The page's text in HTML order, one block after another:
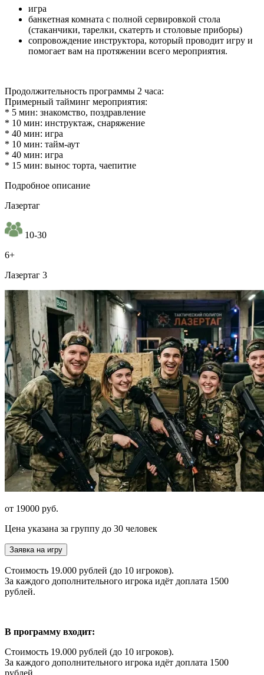
игра
банкетная комната с полной сервировкой стола
(стаканчики, тарелки, скатерть и столовые приборы)
сопровождение инструктора, который проводит игру и
помогает вам на протяжении всего мероприятия.
Продолжительность программы 2 часа:
Примерный тайминг мероприятия:
* 5 мин: знакомство, поздравление
* 10 мин: инструктаж, снаряжение
* 40 мин: игра
* 10 мин: тайм-аут
* 40 мин: игра
* 15 мин: вынос торта, чаепитие
Подробное описание
Лазертаг
10-30
6+
Лазертаг 3
от 19000 руб.
Цена указана за группу до 30 человек
Заявка на игру
Стоимость 19.000 рублей (до 10 игроков).
За каждого дополнительного игрока идёт доплата 1500
рублей.
В программу входит:
Стоимость 19.000 рублей (до 10 игроков).
За каждого дополнительного игрока идёт доплата 1500
рублей.